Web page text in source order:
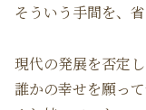
そういう手間を、省
現代の発展を否定
誰かの幸せを願っ